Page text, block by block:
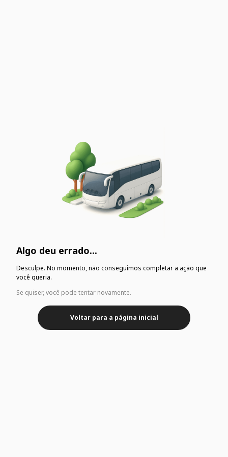
Algo deu errado...
Desculpe. No momento, não conseguimos completar a ação que
você queria.
Se quiser, você pode tentar novamente.
Voltar para a página inicial